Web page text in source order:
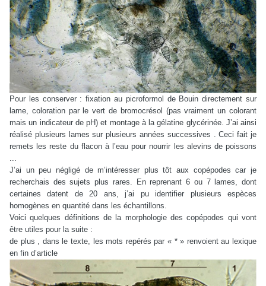
Pour les conserver : fixation au picroformol de Bouin directement sur
lame, coloration par le vert de bromocrésol (pas vraiment un colorant
mais un indicateur de pH) et montage à la gélatine glycérinée. J’ai ainsi
réalisé plusieurs lames sur plusieurs années successives . Ceci fait je
remets les reste du flacon à l’eau pour nourrir les alevins de poissons
J’ai un peu négligé de m’intéresser plus tôt aux copépodes car je
recherchais des sujets plus rares. En reprenant 6 ou 7 lames, dont
certaines datent de 20 ans, j’ai pu identifier plusieurs espèces
homogènes en quantité dans les échantillons.
Voici quelques définitions de la morphologie des copépodes qui vont
être utiles pour la suite :
de plus , dans le texte, les mots repérés par « * » renvoient au lexique
en fin d’article